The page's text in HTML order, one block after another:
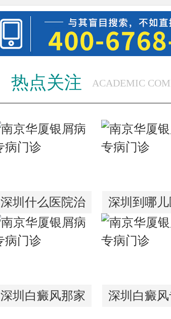
热点关注 ACADEMIC
深圳什么医院治 深圳到哪
深圳白癜风那家 深圳白癜